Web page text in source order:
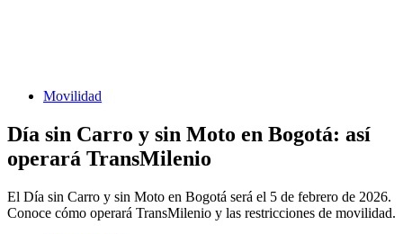
Movilidad
Día sin Carro y sin Moto en Bogotá: así
operará TransMilenio
El Día sin Carro y sin Moto en Bogotá será el 5 de febrero de 2026.
Conoce cómo operará TransMilenio y las restricciones de movilidad.